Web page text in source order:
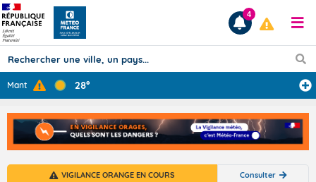
Prévisions
TOUS LES RÉSULTATS
4
Mant 28°
VIGILANCE ORANGE EN COURS Consulter